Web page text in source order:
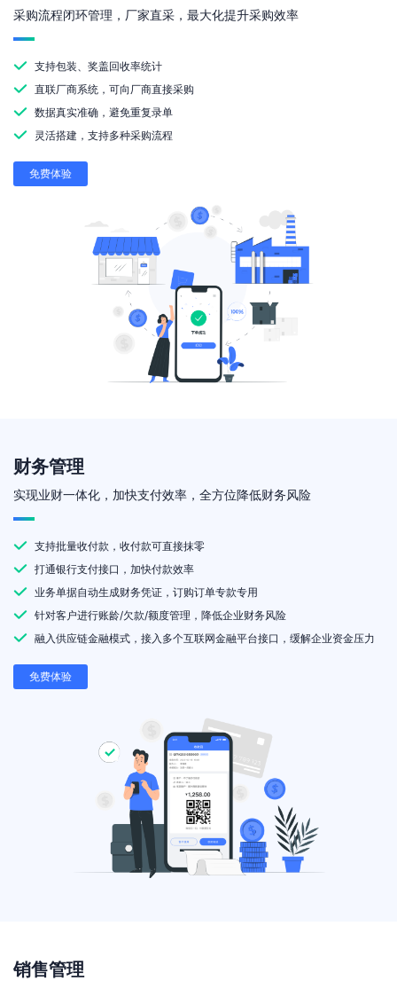
采购流程闭环管理，厂家直采，最大化提升采购效率
支持包装、奖盖回收率统计
直联厂商系统，可向厂商直接采购
数据真实准确，避免重复录单
灵活搭建，支持多种采购流程
免费体验
财务管理
实现业财一体化，加快支付效率，全方位降低财务风险
支持批量收付款，收付款可直接抹零
打通银行支付接口，加快付款效率
业务单据自动生成财务凭证，订购订单专款专用
针对客户进行账龄/欠款/额度管理，降低企业财务风险
融入供应链金融模式，接入多个互联网金融平台接口，缓解企业资金压力
免费体验
销售管理